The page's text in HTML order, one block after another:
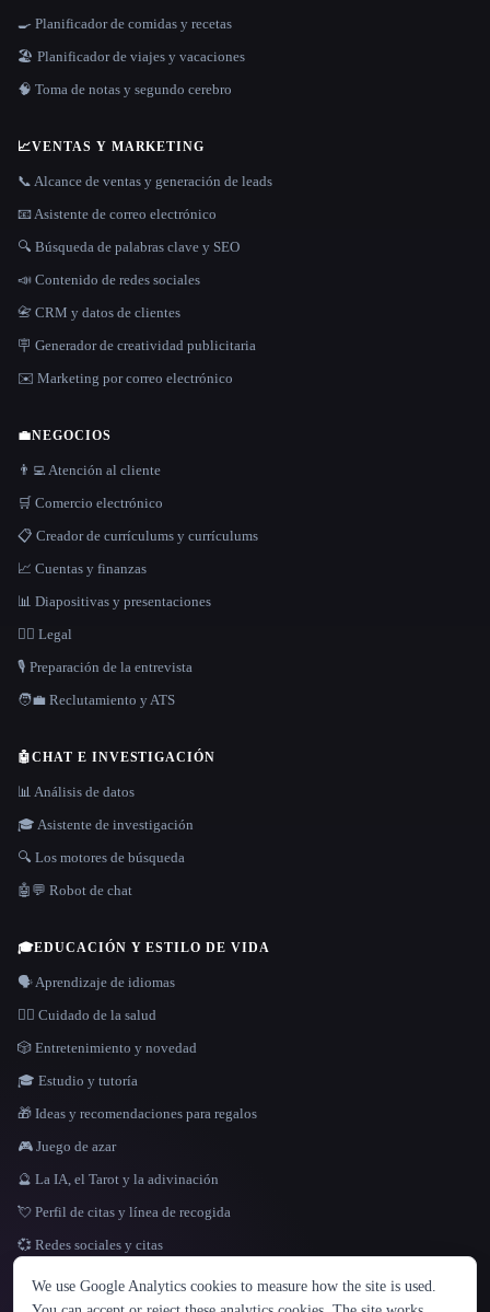
IDIOMA
English español Français Русский 简体中文
🍳 Planificador de comidas y recetas
🏖 Planificador de viajes y vacaciones
🧠 Toma de notas y segundo cerebro
📈VENTAS Y MARKETING
📞 Alcance de ventas y generación de leads
📧 Asistente de correo electrónico
🔍 Búsqueda de palabras clave y SEO
📣 Contenido de redes sociales
📇 CRM y datos de clientes
🪧 Generador de creatividad publicitaria
✉️ Marketing por correo electrónico
💼NEGOCIOS
👨‍💻 Atención al cliente
🛒 Comercio electrónico
📋 Creador de currículums y currículums
📈 Cuentas y finanzas
📊 Diapositivas y presentaciones
👩‍⚖️ Legal
🎙️ Preparación de la entrevista
🧑‍💼 Reclutamiento y ATS
🤖CHAT E INVESTIGACIÓN
📊 Análisis de datos
🎓 Asistente de investigación
🔍 Los motores de búsqueda
🤖💬 Robot de chat
🎓EDUCACIÓN Y ESTILO DE VIDA
🗣️ Aprendizaje de idiomas
👩‍⚕️ Cuidado de la salud
🎲 Entretenimiento y novedad
🎓 Estudio y tutoría
🎁 Ideas y recomendaciones para regalos
🎮 Juego de azar
🔮 La IA, el Tarot y la adivinación
💘 Perfil de citas y línea de recogida
💞 Redes sociales y citas
We use Google Analytics cookies to measure how the site is used.